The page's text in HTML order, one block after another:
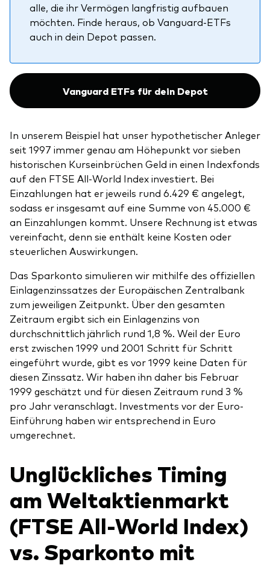
alle, die ihr Vermögen langfristig aufbauen
möchten. Finde heraus, ob Vanguard-ETFs
auch in dein Depot passen.
Vanguard ETFs für dein Depot
In unserem Beispiel hat unser hypothetischer Anleger
seit 1997 immer genau am Höhepunkt vor sieben
historischen Kurseinbrüchen Geld in einen Indexfonds
auf den FTSE All-World Index investiert. Bei
Einzahlungen hat er jeweils rund 6.429 € angelegt,
sodass er insgesamt auf eine Summe von 45.000 €
an Einzahlungen kommt. Unsere Rechnung ist etwas
vereinfacht, denn sie enthält keine Kosten oder
steuerlichen Auswirkungen.
Das Sparkonto simulieren wir mithilfe des offiziellen
Einlagenzinssatzes der Europäischen Zentralbank
zum jeweiligen Zeitpunkt. Über den gesamten
Zeitraum ergibt sich ein Einlagenzins von
durchschnittlich jährlich rund 1,8 %. Weil der Euro
erst zwischen 1999 und 2001 Schritt für Schritt
eingeführt wurde, gibt es vor 1999 keine Daten für
diesen Zinssatz. Wir haben ihn daher bis Februar
1999 geschätzt und für diesen Zeitraum rund 3 %
pro Jahr veranschlagt. Investments vor der Euro-
Einführung haben wir entsprechend in Euro
umgerechnet.
Unglückliches Timing
am Weltaktienmarkt
(FTSE All-World Index)
vs. Sparkonto mit